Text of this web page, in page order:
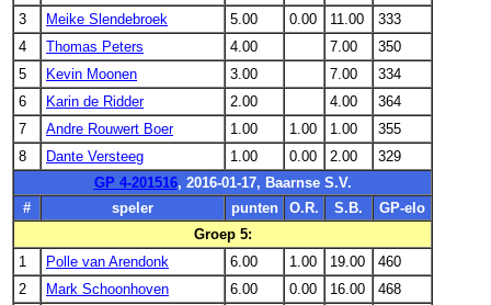
3
Meike Slendebroek 5.00 0.00 11.00
333
4
Thomas Peters 4.00 7.00
350
5
Kevin Moonen 3.00 7.00
334
6
Karin de Ridder 2.00 4.00
364
7
Andre Rouwert Boer 1.00 1.00 1.00
355
8
Dante Versteeg 1.00 0.00 2.00
329
GP 4-201516, 2016-01-17, Baarnse S.V.
#
speler punten O.R. S.B.
GP-elo
Groep 5:
1
Polle van Arendonk 6.00 1.00 19.00
460
2
Mark Schoonhoven 6.00 0.00 16.00
468